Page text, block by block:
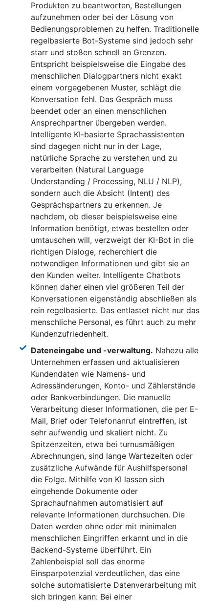
Produkten zu beantworten, Bestellungen
aufzunehmen oder bei der Lösung von
Bedienungsproblemen zu helfen. Traditionelle
regelbasierte Bot-Systeme sind jedoch sehr
starr und stoßen schnell an Grenzen.
Entspricht beispielsweise die Eingabe des
menschlichen Dialogpartners nicht exakt
einem vorgegebenen Muster, schlägt die
Konversation fehl. Das Gespräch muss
beendet oder an einen menschlichen
Ansprechpartner übergeben werden.
Intelligente KI-basierte Sprachassistenten
sind dagegen nicht nur in der Lage,
natürliche Sprache zu verstehen und zu
verarbeiten (Natural Language
Understanding / Processing, NLU / NLP),
sondern auch die Absicht (Intent) des
Gesprächspartners zu erkennen. Je
nachdem, ob dieser beispielsweise eine
Information benötigt, etwas bestellen oder
umtauschen will, verzweigt der KI-Bot in die
richtigen Dialoge, recherchiert die
notwendigen Informationen und gibt sie an
den Kunden weiter. Intelligente Chatbots
können daher einen viel größeren Teil der
Konversationen eigenständig abschließen als
rein regelbasierte. Das entlastet nicht nur das
menschliche Personal, es führt auch zu mehr
Kundenzufriedenheit.
Dateneingabe und -verwaltung. Nahezu alle
Unternehmen erfassen und aktualisieren
Kundendaten wie Namens- und
Adressänderungen, Konto- und Zählerstände
oder Bankverbindungen. Die manuelle
Verarbeitung dieser Informationen, die per E-
Mail, Brief oder Telefonanruf eintreffen, ist
sehr aufwendig und skaliert nicht. Zu
Spitzenzeiten, etwa bei turnusmäßigen
Abrechnungen, sind lange Wartezeiten oder
zusätzliche Aufwände für Aushilfspersonal
die Folge. Mithilfe von KI lassen sich
eingehende Dokumente oder
Sprachaufnahmen automatisiert auf
relevante Informationen durchsuchen. Die
Daten werden ohne oder mit minimalen
menschlichen Eingriffen erkannt und in die
Backend-Systeme überführt. Ein
Zahlenbeispiel soll das enorme
Einsparpotenzial verdeutlichen, das eine
solche automatisierte Datenverarbeitung mit
sich bringen kann: Bei einer